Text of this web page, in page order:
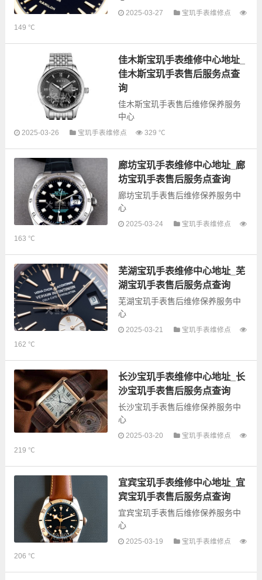
息，可以为您提供宝玑全型号手表
的故障检测维修，手表保养等业
务，为了享受优...
2025-03-27
宝玑手表维修点
149 ℃
佳木斯宝玑手表维修中心地址_
佳木斯宝玑手表售后服务点查
询
佳木斯宝玑手表售后维修保养服务
中心
信息，可以为您提供宝玑全型号手
表的故障检测维修，手表保养等业
务，为了享...
2025-03-26 宝玑手表维修点 329 ℃
廊坊宝玑手表维修中心地址_廊
坊宝玑手表售后服务点查询
廊坊宝玑手表售后维修保养服务中
心
息，可以为您提供宝玑全型号手表
的故障检测维修，手表保养等业
务，为了享受优...
2025-03-24
宝玑手表维修点
163 ℃
芜湖宝玑手表维修中心地址_芜
湖宝玑手表售后服务点查询
芜湖宝玑手表售后维修保养服务中
心
息，可以为您提供宝玑全型号手表
的故障检测维修，手表保养等业
务，为了享受优...
2025-03-21
宝玑手表维修点
162 ℃
长沙宝玑手表维修中心地址_长
沙宝玑手表售后服务点查询
长沙宝玑手表售后维修保养服务中
心
手表售后服务网点和优质维修点信
息，可以为您提供宝玑全型号手表
的故障检测维修，手表保养等业
2025-03-20
宝玑手表维修点
219 ℃
宜宾宝玑手表维修中心地址_宜
宾宝玑手表售后服务点查询
宜宾宝玑手表售后维修保养服务中
心
息，可以为您提供宝玑全型号手表
2025-03-19
宝玑手表维修点
206 ℃